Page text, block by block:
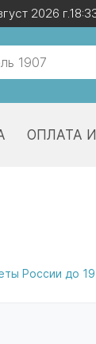
2026 г.
ОПЛАТА
2026 г.
России до